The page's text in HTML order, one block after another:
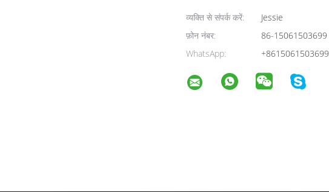
व्यक्ति से संपर्क करें:
Jessie
फ़ोन नंबर:
86-15061503699
WhatsApp:
+8615061503699